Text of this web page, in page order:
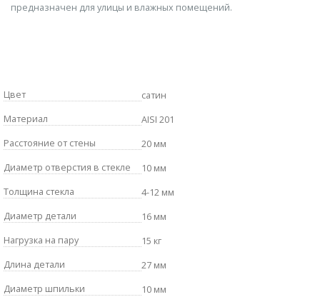
предназначен для улицы и влажных помещений.
Цвет
сатин
Материал
AISI 201
Расстояние от стены
20 мм
Диаметр отверстия в стекле
10 мм
Толщина стекла
4-12 мм
Диаметр детали
16 мм
Нагрузка на пару
15 кг
Длина детали
27 мм
Диаметр шпильки
10 мм